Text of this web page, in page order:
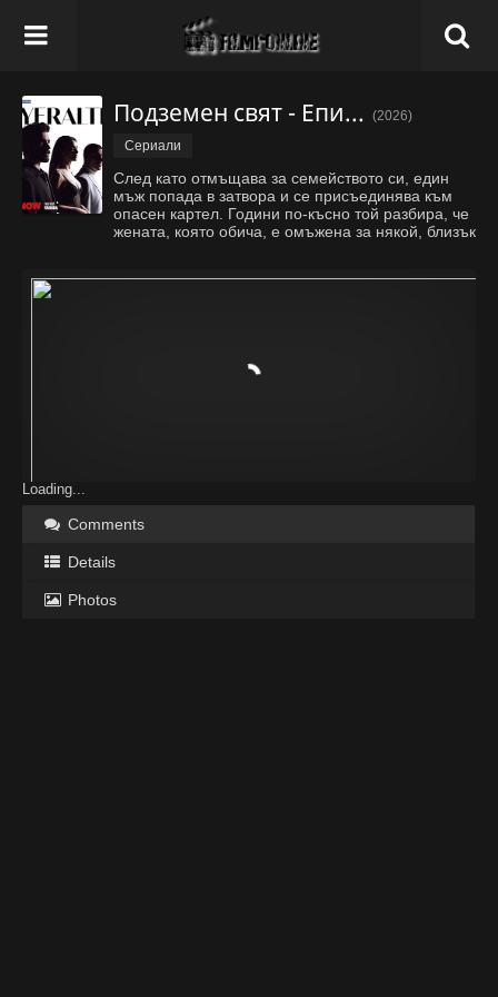
Подземен свят - Епизод 16
(2026)
Сериали
След като отмъщава за семейството си, един
мъж попада в затвора и се присъединява към
опасен картел. Години по-късно той разбира, че
жената, която обича, е омъжена за някой, близък
Loading...
Comments
Details
Photos